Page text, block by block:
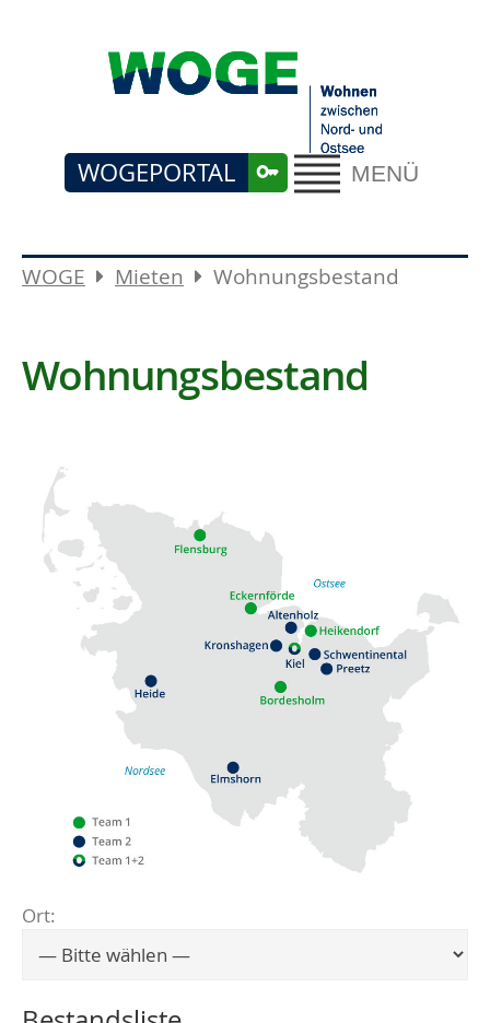
MENÜ
WOGEPORTAL
WOGE Mieten Wohnungsbestand
Wohnungsbestand
Eckernförde
Heikendorf
Ort:
Wählen Sie einen Ort, um zur entsprechenden Seite